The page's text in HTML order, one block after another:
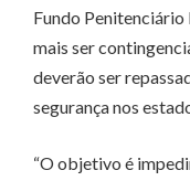
Fundo Penitenciário
mais ser
deverão ser
segurança nos
“O objetivo é